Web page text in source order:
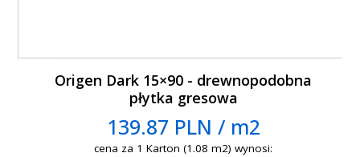
Origen Dark 15×90 - drewnopodobna
płytka gresowa
139.87 PLN / m2
cena za 1 Karton (1.08 m2) wynosi: